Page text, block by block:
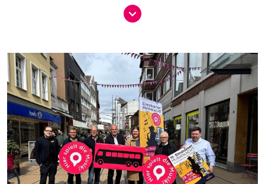
expand_circle_down